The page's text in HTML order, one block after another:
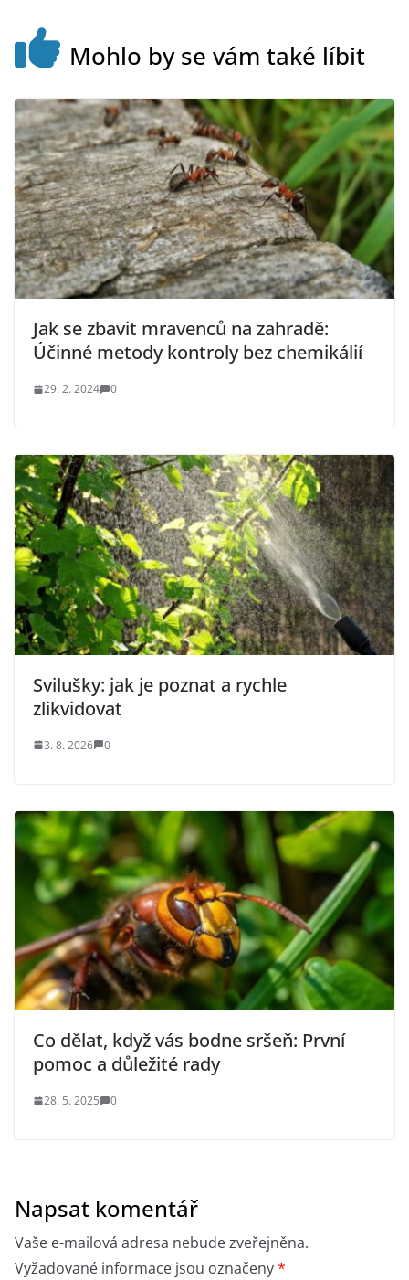
Mohlo by se vám také líbit
Jak se zbavit mravenců na zahradě:
Účinné metody kontroly bez chemikálií
29. 2. 2024 0
Svilušky: jak je poznat a rychle
zlikvidovat
3. 8. 2026 0
Co dělat, když vás bodne sršeň: První
pomoc a důležité rady
28. 5. 2025 0
Napsat komentář
Vaše e-mailová adresa nebude zveřejněna.
Vyžadované informace jsou označeny*